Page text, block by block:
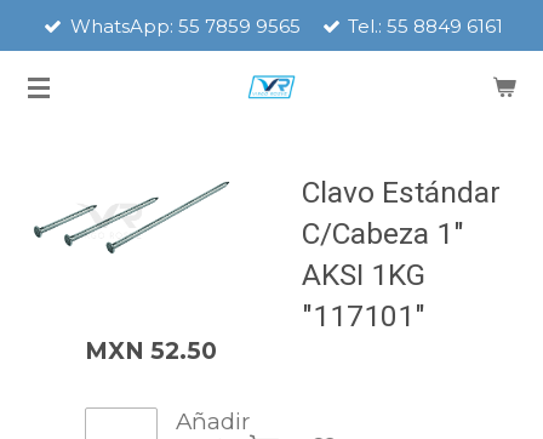
contenido
WhatsApp: 55 7859 9565 Tel.: 55 8849 6161
Clavo Estándar
C/Cabeza 1"
AKSI 1KG
"117101"
MXN 52.50
Añadir